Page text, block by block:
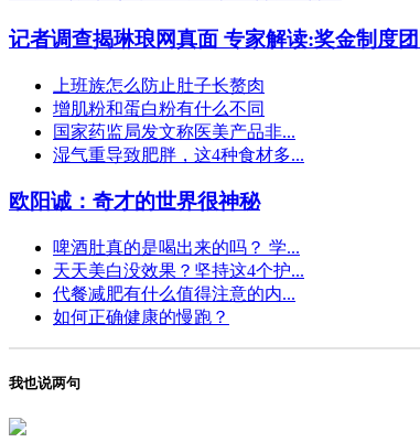
记者调查揭琳琅网真面 专家解读:奖金制度
上班族怎么防止肚子长赘肉
增肌粉和蛋白粉有什么不同
国家药监局发文称医美产品非...
湿气重导致肥胖，这4种食材多...
欧阳诚：奇才的世界很神秘
啤酒肚真的是喝出来的吗？ 学...
天天美白没效果？坚持这4个护...
代餐减肥有什么值得注意的内...
如何正确健康的慢跑？
我也说两句